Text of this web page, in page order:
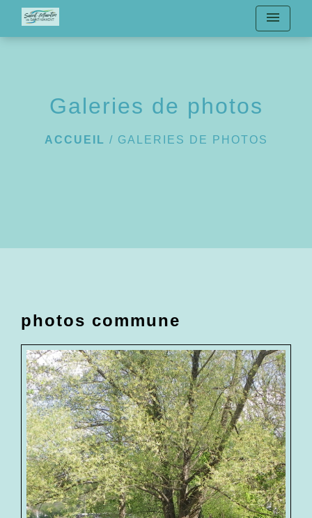
menu
Galeries de photos
ACCUEIL / GALERIES DE PHOTOS
photos commune